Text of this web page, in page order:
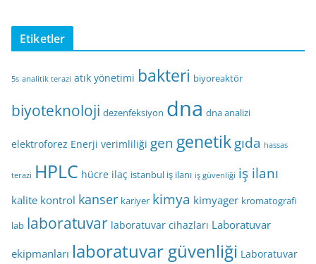
Etiketler
5s analitik terazi atık yönetimi bakteri biyoreaktör
biyoteknoloji dezenfeksiyon dna dna analizi
elektroforez Enerji verimliliği gen genetikgıda hassas
terazi HPLC hücre ilaç istanbul iş ilanı iş güvenliği iş ilanı
kalite kontrol kanser kariyer kimya kimyager kromatografi
lab laboratuvar laboratuvar cihazları Laboratuvar
ekipmanları laboratuvar güvenliği Laboratuvar